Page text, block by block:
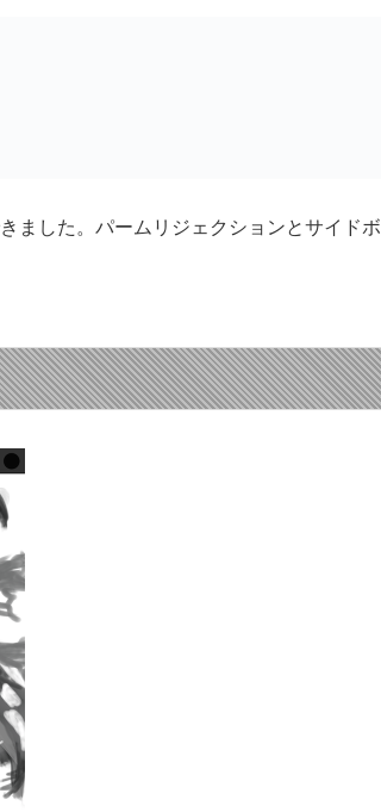
ました。パームリジェクションとサイドボ